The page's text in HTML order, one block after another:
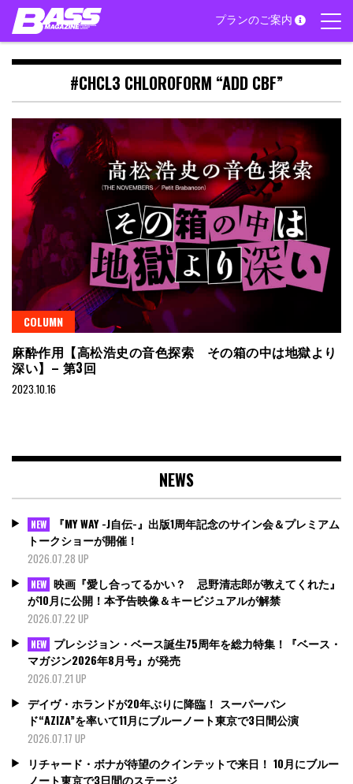
Skip
content
プランのご案内
#CHCL3 CHLOROFORM “ADD CBF”
COLUMN
麻酔作用【高松浩史の音色探索 その箱の中は地獄より
深い】– 第3回
2023.10.16
NEWS
NEW
『MY WAY -J自伝-』出版1周年記念のサイン会＆プレミアム
トークショーが開催！
2026.07.28 UP
NEW 映画『愛し合ってるかい？ 忌野清志郎が教えてくれた』
が10月に公開！本予告映像＆キービジュアルが解禁
2026.07.22 UP
NEW プレシジョン・ベース誕生75周年を総力特集！『ベース・
マガジン2026年8月号』が発売
2026.07.21 UP
デイヴ・ホランドが20年ぶりに降臨！ スーパーバン
ド“AZIZA”を率いて11月にブルーノート東京で3日間公演
2026.07.17 UP
リチャード・ボナが待望のクインテットで来日！ 10月にブルー
ノート東京で3日間のステージ